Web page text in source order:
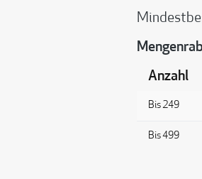
Anzahl
Bis249
Bis499